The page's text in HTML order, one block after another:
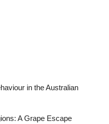
in the Australian
A Grape Escape